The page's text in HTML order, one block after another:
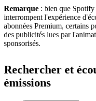
Remarque : bien que
interrompent l'expérience
abonnées Premium, certains
des publicités lues par
sponsorisés.
Rechercher et
émissions